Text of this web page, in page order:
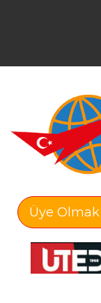
Üye